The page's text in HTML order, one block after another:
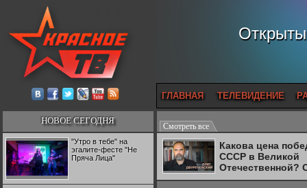
ГЛАВНАЯ ТЕЛЕВИДЕНИЕ
НОВОЕ СЕГОДНЯ
"Утро в тебе" на
эгалите-фесте "Не
Пряча Лица"
Смотреть все
Какова цена
СССР в Великой
Отечественной?
Двуреченский о